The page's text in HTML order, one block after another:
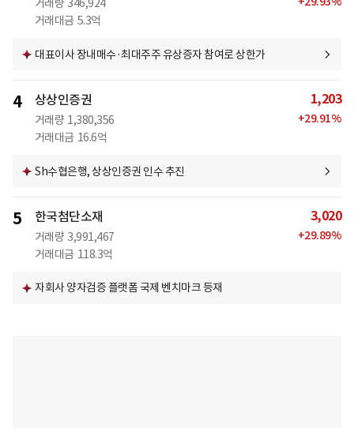
거래량 346,924
거래대금 5.3억
대표이사 장내매수·최대주주 유상증자 참여로 상한가
4 상상인증권
거래량 1,380,356
거래대금 16.6억
1,203
+29.91%
Sh수협은행, 상상인증권 인수 추진
5 한국첨단소재
거래량 3,991,467
거래대금 118.3억
3,020
+29.89%
자회사 양자검증 플랫폼 국제 벤치마크 등재